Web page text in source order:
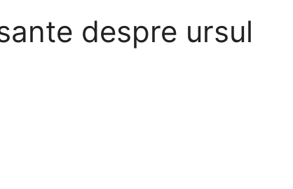
despre ursul